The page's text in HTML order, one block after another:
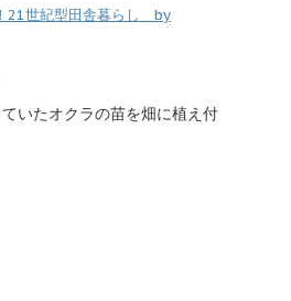
21世紀型田舎暮らし by
いたオクラの苗を畑に植え付